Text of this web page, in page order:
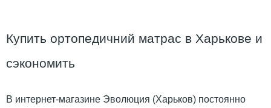
Купить ортопедичний матрас в Харькове и
сэкономить
В интернет-магазине Эволюция (Харьков) постоянно